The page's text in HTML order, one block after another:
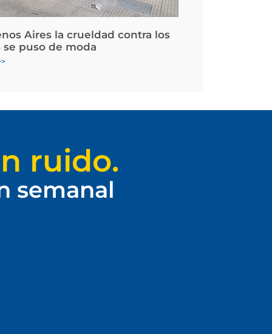
Aires la crueldad contra los
se puso de moda
ruido.
semanal